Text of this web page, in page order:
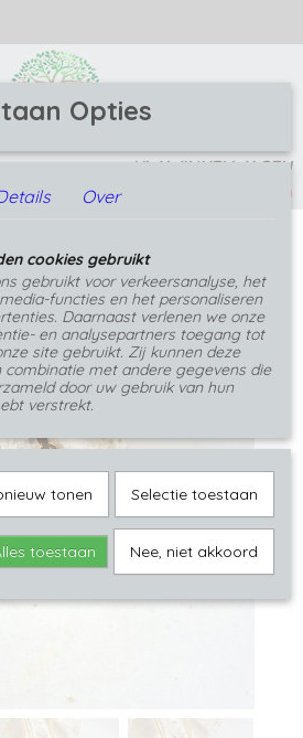
UW WINKELWAGEN
(0)
met bladnerf
gele bladhanger
Opties
Over
cookies gebruikt
gebruikt voor verkeersanalyse, het
functies en het personaliseren
Daarnaast verlenen we onze
en analysepartners toegang tot
site gebruikt. Zij kunnen deze
met andere gegevens die
door uw gebruik van hun
verstrekt.
tonen Selectie toestaan
toestaan Nee, niet akkoord